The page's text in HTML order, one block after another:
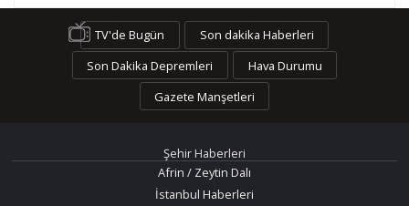
TV'de Bugün
Son dakika Haberleri
Son Dakika Depremleri
Hava Durumu
Gazete Manşetleri
Şehir Haberleri
Afrin / Zeytin Dalı
İstanbul Haberleri